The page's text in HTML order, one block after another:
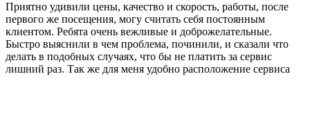
Приятно удивили цены, качество и скорость, работы, после
первого же посещения, могу считать себя постоянным
клиентом. Ребята очень вежливые и доброжелательные.
Быстро выяснили в чем проблема, починили, и сказали что
делать в подобных случаях, что бы не платить за сервис
лишний раз. Так же для меня удобно расположение сервиса